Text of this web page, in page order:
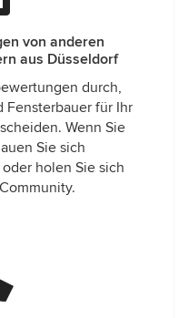
von anderen
aus Düsseldorf
durch,
Fensterbauer für Ihr
Wenn Sie
Sie sich
holen Sie sich